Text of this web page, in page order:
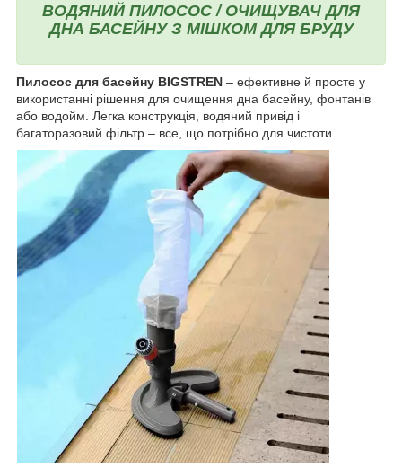
ВОДЯНИЙ ПИЛОСОС / ОЧИЩУВАЧ ДЛЯ
ДНА БАСЕЙНУ З МІШКОМ ДЛЯ БРУДУ
Пилосос для басейну BIGSTREN – ефективне й просте у
використанні рішення для очищення дна басейну, фонтанів
або водойм. Легка конструкція, водяний привід і
багаторазовий фільтр – все, що потрібно для чистоти.